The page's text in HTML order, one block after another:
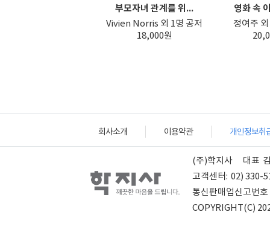
부모자녀 관계를 위...
Vivien Norris 외 1명 공저
18,000원
영화 속
정여주
회사소개 이용약관 개인정보취
(주)학지사 대표
고객센터: 02) 330-
통신판매업신고번호
COPYRIGHT(C)